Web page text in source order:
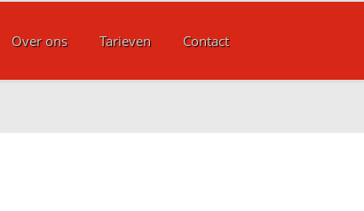
Over ons Tarieven Contact